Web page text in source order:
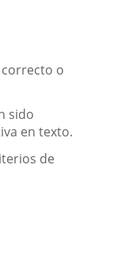
o
sido
en texto.
de